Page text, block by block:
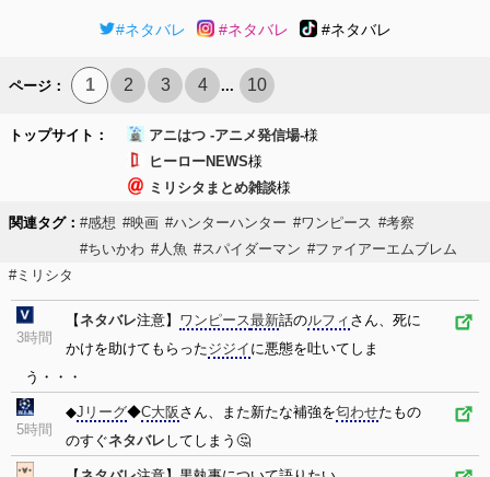
#ネタバレ #ネタバレ #ネタバレ
ページ： 1 2 3 4 ... 10
トップサイト： アニはつ -アニメ発信場-様
ヒーローNEWS様
ミリシタまとめ雑談様
関連タグ： #感想 #映画 #ハンターハンター #ワンピース #考察
#ちいかわ #人魚 #スパイダーマン #ファイアーエムブレム
#ミリシタ
3時間
【ネタバレ注意】 ワンピース最新話のルフィ さん、死に
かけを助けてもらったジジイ に悪態を吐いてしま
う・・・
5時間
◆Jリーグ◆C大阪 さん、また新たな補強を匂わせたもの
のすぐネタバレ してしまう🤔